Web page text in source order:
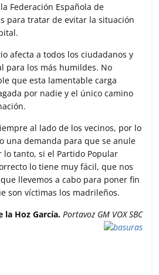
Federación Española de
para tratar de evitar la situación
afecta a todos los ciudadanos y
para los más humildes. No
que esta lamentable carga
por nadie y el único camino
al lado de los vecinos, por lo
una demanda para que se anule
lo tanto, si el Partido Popular
lo tiene muy fácil, que nos
llevemos a cabo para poner fin
son víctimas los madrileños.
la Hoz García. Portavoz GM VOX SBC